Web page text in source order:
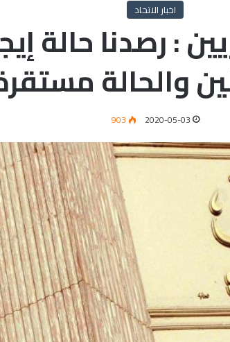
اخبار الاتحاد
: رصدنا حالة
والحالة
2020-05-03
903